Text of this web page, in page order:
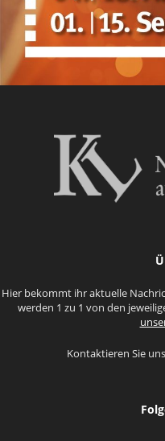
Hier bekommt ihr aktuelle
werden 1 zu 1 von den
Kontaktieren Sie